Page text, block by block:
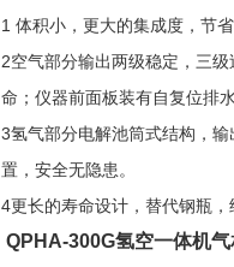
1 体积小，更大的集成度，节省
2空气部分输出两级稳定，三
命；仪器前面板装有自复位排
3氢气部分电解池筒式结构，
置，安全无隐患。
4更长的寿命设计，替代钢瓶，
QPHA-300G氢空一体机气